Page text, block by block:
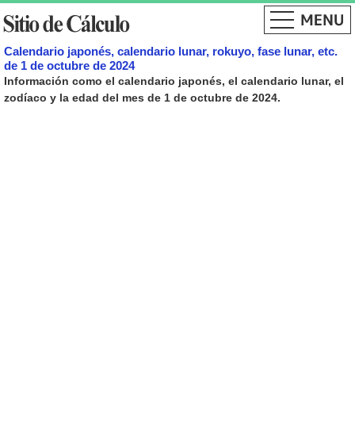
Calendario japonés, calendario lunar, rokuyo, fase lunar, etc.
de 1 de octubre de 2024
Información como el calendario japonés, el calendario lunar, el
zodíaco y la edad del mes de 1 de octubre de 2024.